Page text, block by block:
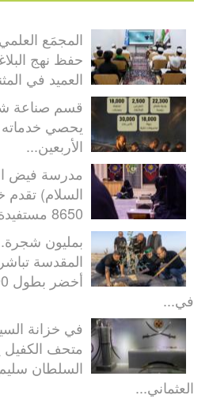
المجمَع
حفظ نهج
العميد في
قسم صناعة
يحصي خدماته
الأربعين...
مدرسة فيض
السلام) تقدم
8650 مستفيدة في زيارة الأ...
بمليون شجرة..
المقدسة
في...
في خزانة
متحف
السلطان
العثماني...